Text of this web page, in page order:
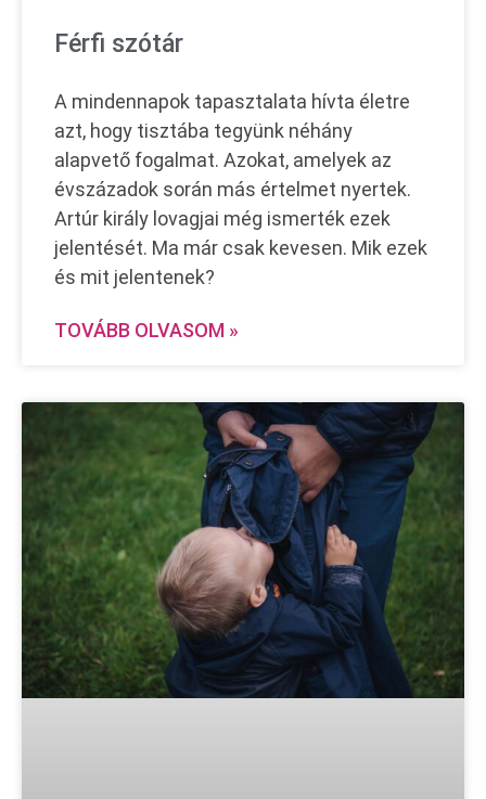
Férfi szótár
A mindennapok tapasztalata hívta életre
azt, hogy tisztába tegyünk néhány
alapvető fogalmat. Azokat, amelyek az
évszázadok során más értelmet nyertek.
Artúr király lovagjai még ismerték ezek
jelentését. Ma már csak kevesen. Mik ezek
és mit jelentenek?
TOVÁBB OLVASOM »